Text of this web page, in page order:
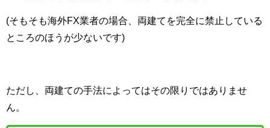
(そもそも海外FX業者の場合、両建てを完全に禁止している
ところのほうが少ないです)
ただし、両建ての手法によってはその限りではありませ
ん。